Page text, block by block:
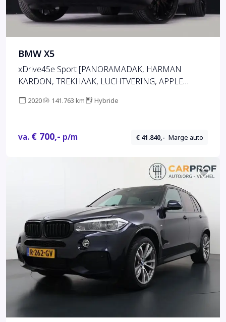
BMW X5
xDrive45e Sport [PANORAMADAK, HARMAN
KARDON, TREKHAAK, LUCHTVERING, APPLE
SPORT VELG, CAMERA, NIEUWSTAAT]
2020 141.763 km Hybride
va. € 700,- p/m € 41.840,- Marge auto